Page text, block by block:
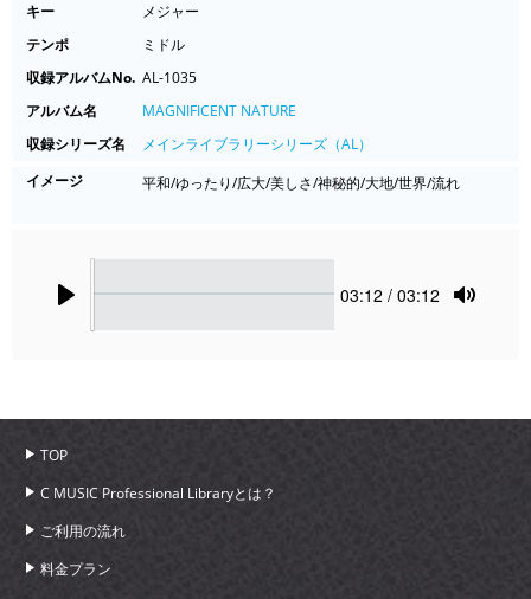
キー
メジャー
テンポ
ミドル
収録アルバムNo. AL-1035
アルバム名
MAGNIFICENT NATURE
収録シリーズ名
メインライブラリーシリーズ（AL）
イメージ
平和/ゆったり/広大/美しさ/神秘的/大地/世界/流れ
Current
03:12 / 03:12
TOP
C MUSIC Professional Libraryとは？
ご利用の流れ
料金プラン